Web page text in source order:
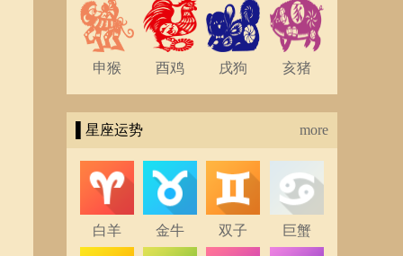
申猴 酉鸡 戌狗 亥猪
▌星座运势 more
白羊 金牛 双子 巨蟹